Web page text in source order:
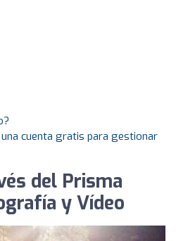
cuenta gratis para gestionar
del Prisma
y Vídeo